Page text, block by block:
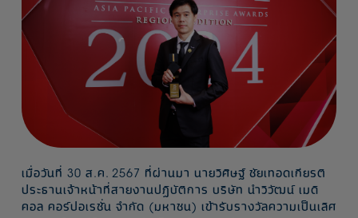
เมื่อวันที่ 30 ส.ค. 2567 ที่ผ่านมา นายวิศิษฐ์ ชัยเทอดเกียรติ
ประธานเจ้าหน้าที่สายงานปฏิบัติการ บริษัท นำวิวัฒน์ เมดิ
คอล คอร์ปอเรชั่น จำกัด (มหาชน) เข้ารับรางวัลความเป็นเลิศ